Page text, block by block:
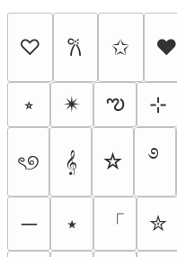
♡ 𐙚 ✩ ♥
⭒ ✴︎ ఌ ⊹
ৎ୭ 𝄞 ☆ ࿔
─ ⭑ 「 ✮